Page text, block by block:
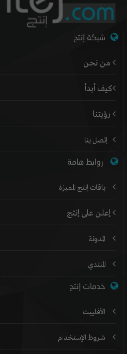
شبكة إنتج
من نحن
كيف أبدأ
رؤيتنا
إتصل بنا
روابط هامة
باقات إنتج المميزة
إعلن على إنتج
المدونة
المنتدي
خدمات إنتج
الأفلييت
شروط الإستخدام